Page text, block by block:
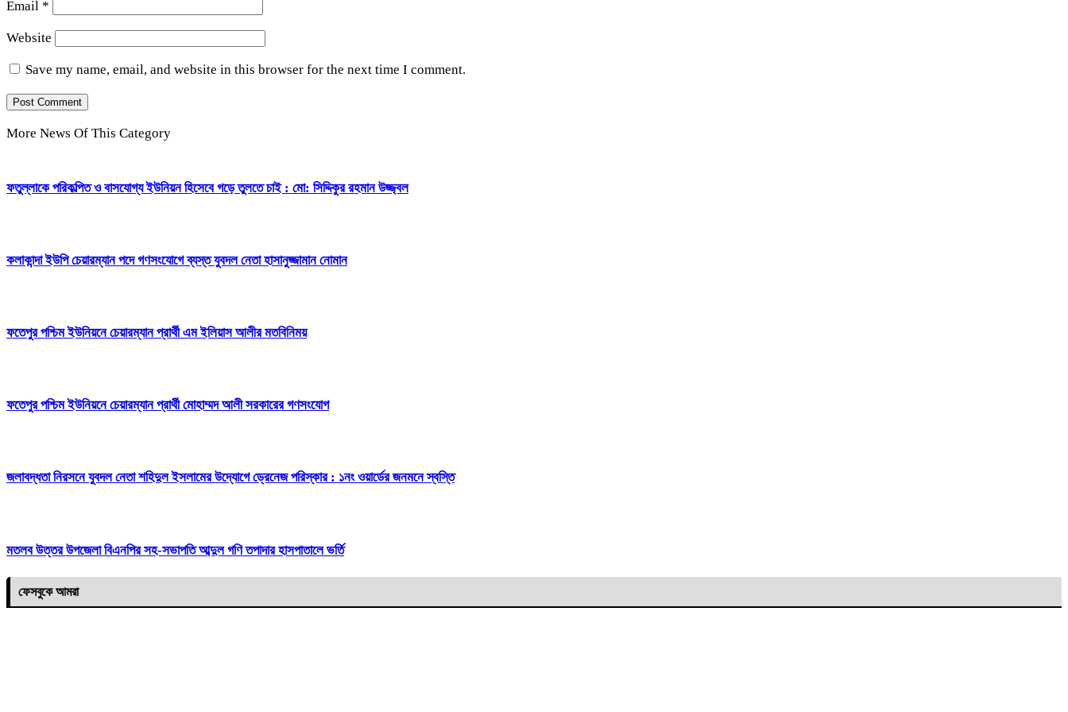
Email *
Website
Save my name, email, and website in this browser for the next time I comment.
More News Of This Category
ফতুল্লাকে পরিকল্পিত ও বাসযোগ্য ইউনিয়ন হিসেবে গড়ে তুলতে চাই : মো: সিদ্দিকুর রহমান উজ্জ্বল
কলাকান্দা ইউপি চেয়ারম্যান পদে গণসংযোগে ব্যস্ত যুবদল নেতা হাসানুজ্জামান নোমান
ফতেপুর পশ্চিম ইউনিয়নে চেয়ারম্যান প্রার্থী এম ইলিয়াস আলীর মতবিনিময়
ফতেপুর পশ্চিম ইউনিয়নে চেয়ারম্যান প্রার্থী মোহাম্মদ আলী সরকারের গণসংযোগ
জলাবদ্ধতা নিরসনে যুবদল নেতা শহিদুল ইসলামের উদ্যোগে ড্রেনেজ পরিস্কার : ১নং ওয়ার্ডের জনমনে স্বস্তি
মতলব উত্তর উপজেলা বিএনপির সহ-সভাপতি আব্দুল গণি তপাদার হাসপাতালে ভর্তি
ফেসবুকে আমরা